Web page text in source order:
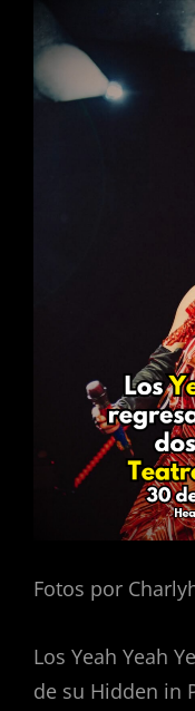
Fotos por
Los Yeah Yeah
de su Hidden in